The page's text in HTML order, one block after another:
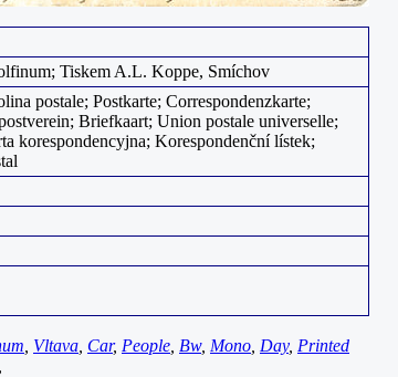
Tiskem A.L. Koppe, Smíchov
postale; Postkarte; Correspondenzkarte;
Briefkaart; Union postale universelle;
korespondencyjna; Korespondenční lístek;
Vltava Car, People Bw, Mono Day, Printed